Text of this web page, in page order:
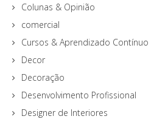
Colunas & Opinião
comercial
Cursos & Aprendizado Contínuo
Decor
Decoração
Desenvolvimento Profissional
Designer de Interiores